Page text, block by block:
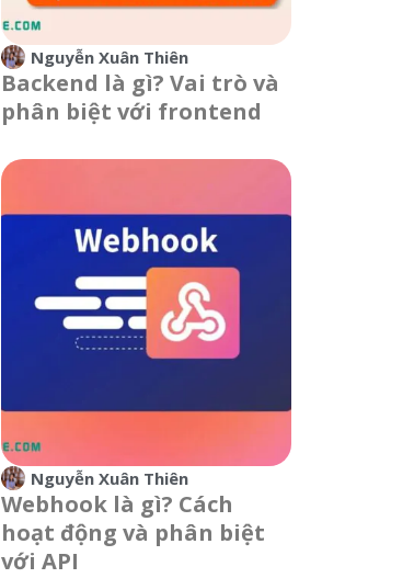
Nguyễn Xuân Thiên
Backend là gì? Vai trò và
phân biệt với frontend
Nguyễn Xuân Thiên
Webhook là gì? Cách
hoạt động và phân biệt
với API